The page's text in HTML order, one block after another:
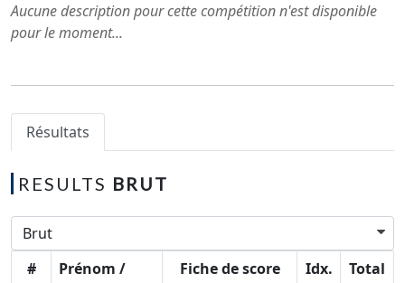
Aucune description pour cette compétition n'est disponible
pour le moment...
Résultats
RESULTS BRUT
#
Prénom /
Fiche de score Idx. Total